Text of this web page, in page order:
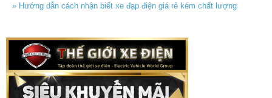
» Hướng dẫn cách nhận biết xe đạp điện giá rẻ kém chất lượng